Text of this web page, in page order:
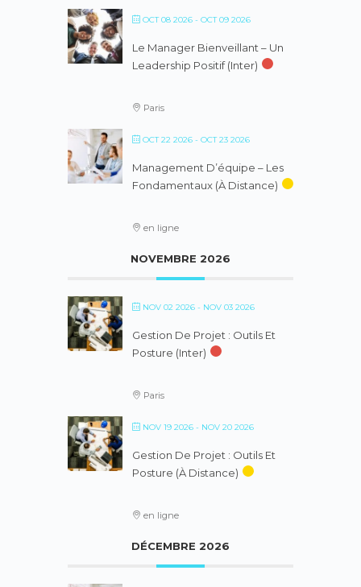
OCT 08 2026 - OCT 09 2026
Le Manager Bienveillant – Un
Leadership Positif (inter)
Paris
OCT 22 2026 - OCT 23 2026
Management D’équipe – Les
Fondamentaux (à Distance)
en ligne
NOVEMBRE 2026
NOV 02 2026 - NOV 03 2026
Gestion De Projet : Outils Et
Posture (inter)
Paris
NOV 19 2026 - NOV 20 2026
Gestion De Projet : Outils Et
Posture (à Distance)
en ligne
DÉCEMBRE 2026